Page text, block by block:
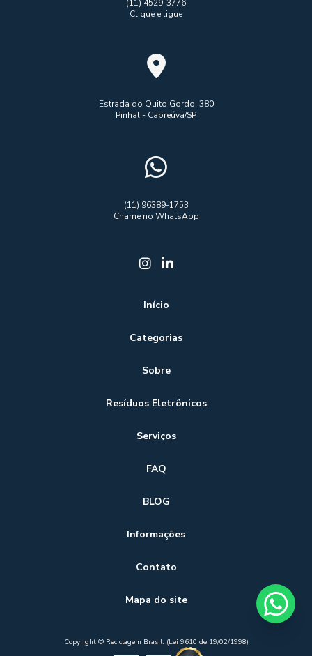
(11) 4529-3776
Clique e ligue
Estrada do Quito Gordo, 380
Pinhal - Cabreúva/SP
(11) 96389-1753
Chame no WhatsApp
Início
Categorias
Sobre
Resíduos Eletrônicos
Serviços
FAQ
BLOG
Informações
Contato
Mapa do site
Copyright © Reciclagem Brasil. (Lei 9610 de 19/02/1998)